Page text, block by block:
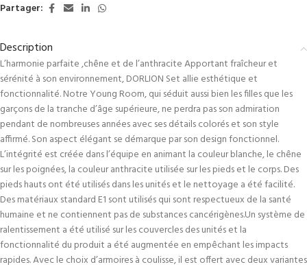
Partager:
Description
L’harmonie parfaite ,chêne et de l’anthracite Apportant fraîcheur et
sérénité à son environnement, DORLION Set allie esthétique et
fonctionnalité. Notre Young Room, qui séduit aussi bien les filles que les
garçons de la tranche d’âge supérieure, ne perdra pas son admiration
pendant de nombreuses années avec ses détails colorés et son style
affirmé. Son aspect élégant se démarque par son design fonctionnel.
L’intégrité est créée dans l’équipe en animant la couleur blanche, le chêne
sur les poignées, la couleur anthracite utilisée sur les pieds et le corps. Des
pieds hauts ont été utilisés dans les unités et le nettoyage a été facilité.
Des matériaux standard E1 sont utilisés qui sont respectueux de la santé
humaine et ne contiennent pas de substances cancérigènes.Un système de
ralentissement a été utilisé sur les couvercles des unités et la
fonctionnalité du produit a été augmentée en empêchant les impacts
rapides. Avec le choix d’armoires à coulisse, il est offert avec deux variantes